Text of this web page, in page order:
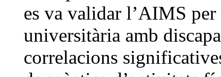
es va validar l’AIMS
universitària amb
correlacions